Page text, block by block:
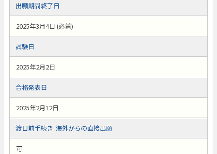
出願期間終了日
2025年3月4日 (必着)
試験日
2025年2月2日
合格発表日
2025年2月12日
渡日前手続き-海外からの直接出願
可